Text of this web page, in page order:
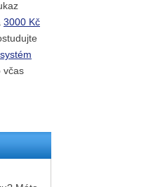
3000 Kč
včas